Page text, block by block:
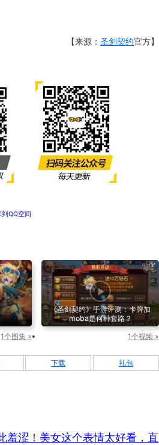
【来源： 圣剑契约官方】
到QQ空间
1个图集 »
《圣剑契约》手游评测：卡牌加
moba是何种套路？
1个视频 »
下载 礼包
羞涩！美女这个表情太好看，直